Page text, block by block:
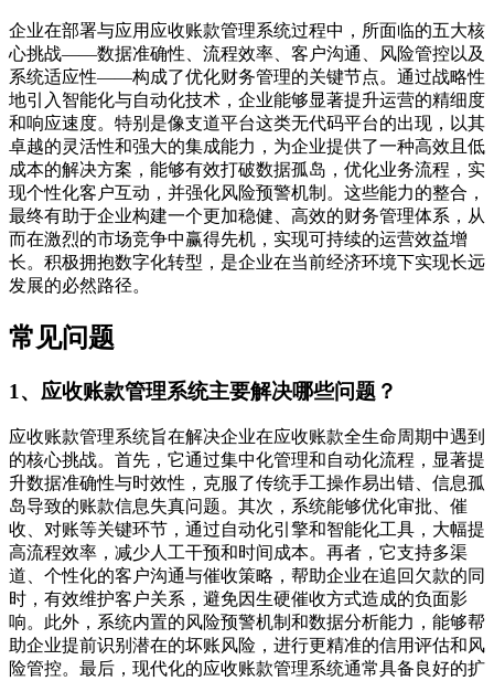
企业在部署与应用应收账款管理系统过程中，所面临的五大核
心挑战——数据准确性、流程效率、客户沟通、风险管控以及
系统适应性——构成了优化财务管理的关键节点。通过战略性
地引入智能化与自动化技术，企业能够显著提升运营的精细度
和响应速度。特别是像支道平台这类无代码平台的出现，以其
卓越的灵活性和强大的集成能力，为企业提供了一种高效且低
成本的解决方案，能够有效打破数据孤岛，优化业务流程，实
现个性化客户互动，并强化风险预警机制。这些能力的整合，
最终有助于企业构建一个更加稳健、高效的财务管理体系，从
而在激烈的市场竞争中赢得先机，实现可持续的运营效益增
长。积极拥抱数字化转型，是企业在当前经济环境下实现长远
发展的必然路径。
常见问题
1、应收账款管理系统主要解决哪些问题？
应收账款管理系统旨在解决企业在应收账款全生命周期中遇到
的核心挑战。首先，它通过集中化管理和自动化流程，显著提
升数据准确性与时效性，克服了传统手工操作易出错、信息孤
岛导致的账款信息失真问题。其次，系统能够优化审批、催
收、对账等关键环节，通过自动化引擎和智能化工具，大幅提
高流程效率，减少人工干预和时间成本。再者，它支持多渠
道、个性化的客户沟通与催收策略，帮助企业在追回欠款的同
时，有效维护客户关系，避免因生硬催收方式造成的负面影
响。此外，系统内置的风险预警机制和数据分析能力，能够帮
助企业提前识别潜在的坏账风险，进行更精准的信用评估和风
险管控。最后，现代化的应收账款管理系统通常具备良好的扩